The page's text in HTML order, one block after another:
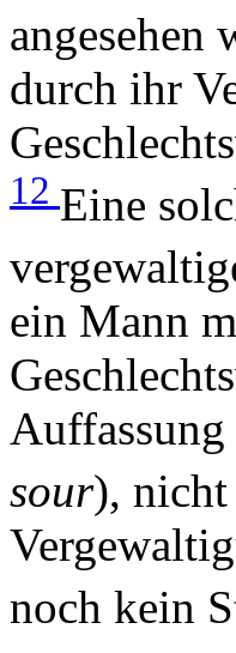
angesehen
durch ihr
12 Eine
ein Mann
Auffassung
sour),
noch kein